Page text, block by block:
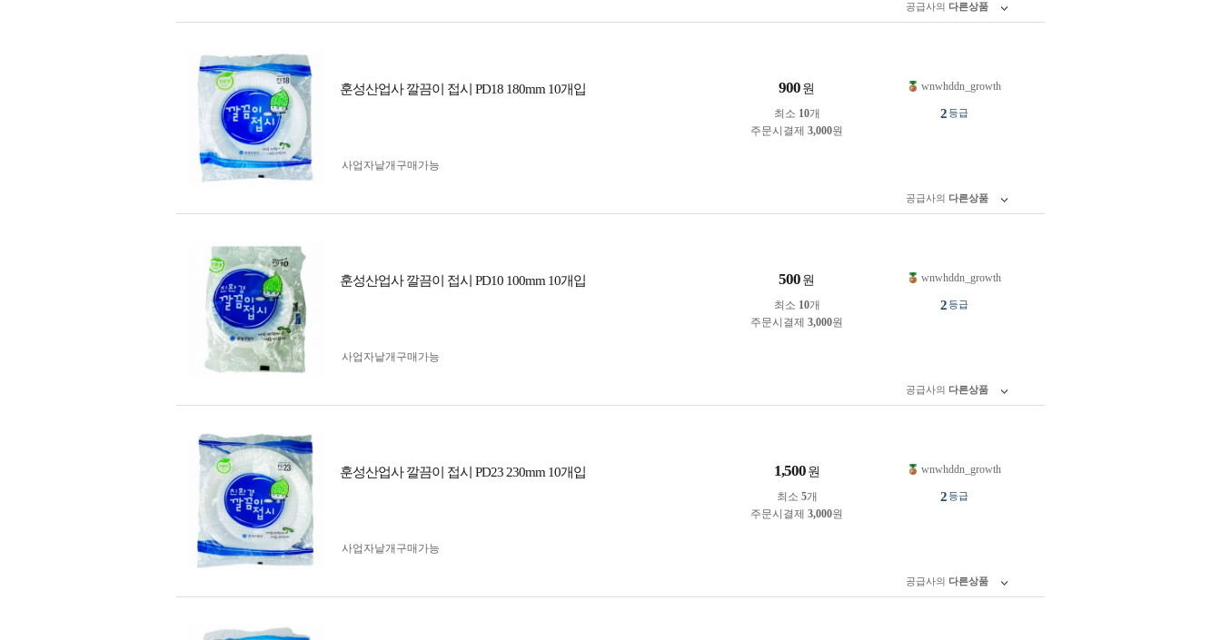
공급사의 다른상품
훈성산업사 깔끔이 접시 PD18 180mm 10개입 900 원
최소 10개
주문시결제 3,000원
사업자 낱개구매가능
wnwhddn_growth
2등급
공급사의 다른상품
훈성산업사 깔끔이 접시 PD10 100mm 10개입 500 원
최소 10개
주문시결제 3,000원
사업자 낱개구매가능
wnwhddn_growth
2등급
공급사의 다른상품
훈성산업사 깔끔이 접시 PD23 230mm 10개입 1,500 원
최소 5개
주문시결제 3,000원
사업자 낱개구매가능
wnwhddn_growth
2등급
공급사의 다른상품